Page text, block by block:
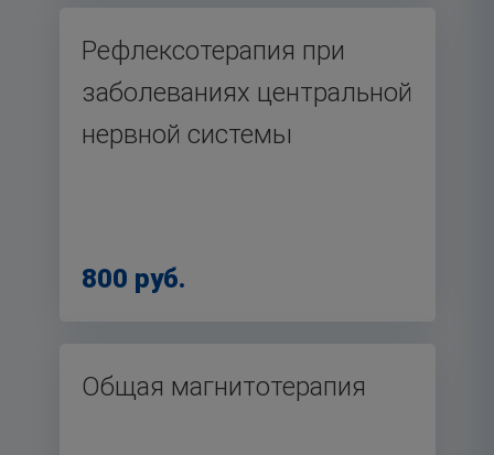
Рефлексотерапия при
заболеваниях центральной
нервной системы
800 руб.
Общая магнитотерапия